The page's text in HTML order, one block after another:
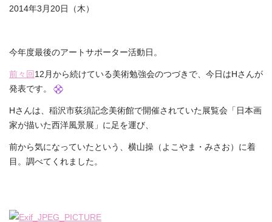
ア
ポ
タ
は
2014年3月20日（木）
今年度最後のアートサポーター活動日。
前々回 12月から続けている美術勉強会のつづきで、今日はHさんが
発表です。
Hさんは、稲沢市荻須記念美術館で開催されていた展覧会「日本画
家が描いた西洋風景展」に足を運び、
前から気になっていたという、横山操（よこやま・みさお）に着
目。調べてくれました。